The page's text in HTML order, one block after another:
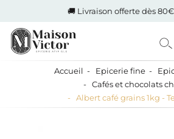
🚚 Livraison offerte dès
Accueil Epicerie fine
Cafés et chocolats
Albert café grains 1kg -